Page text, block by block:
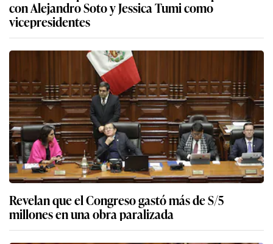
con Alejandro Soto y Jessica Tumi como
vicepresidentes
Revelan que el Congreso gastó más de S/5
millones en una obra paralizada